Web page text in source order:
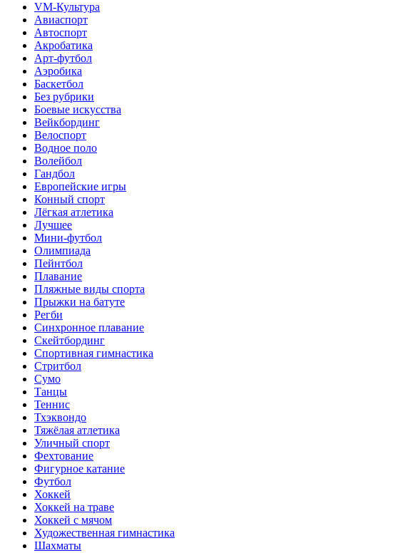
VM-Культура
Авиаспорт
Автоспорт
Акробатика
Арт-футбол
Аэробика
Баскетбол
Без рубрики
Боевые искусства
Вейкбординг
Велоспорт
Водное поло
Волейбол
Гандбол
Европейские игры
Конный спорт
Лёгкая атлетика
Лучшее
Мини-футбол
Олимпиада
Пейнтбол
Плавание
Пляжные виды спорта
Прыжки на батуте
Регби
Синхронное плавание
Скейтбординг
Спортивная гимнастика
Стритбол
Сумо
Танцы
Теннис
Тхэквондо
Тяжёлая атлетика
Уличный спорт
Фехтование
Фигурное катание
Футбол
Хоккей
Хоккей на траве
Хоккей с мячом
Художественная гимнастика
Шахматы